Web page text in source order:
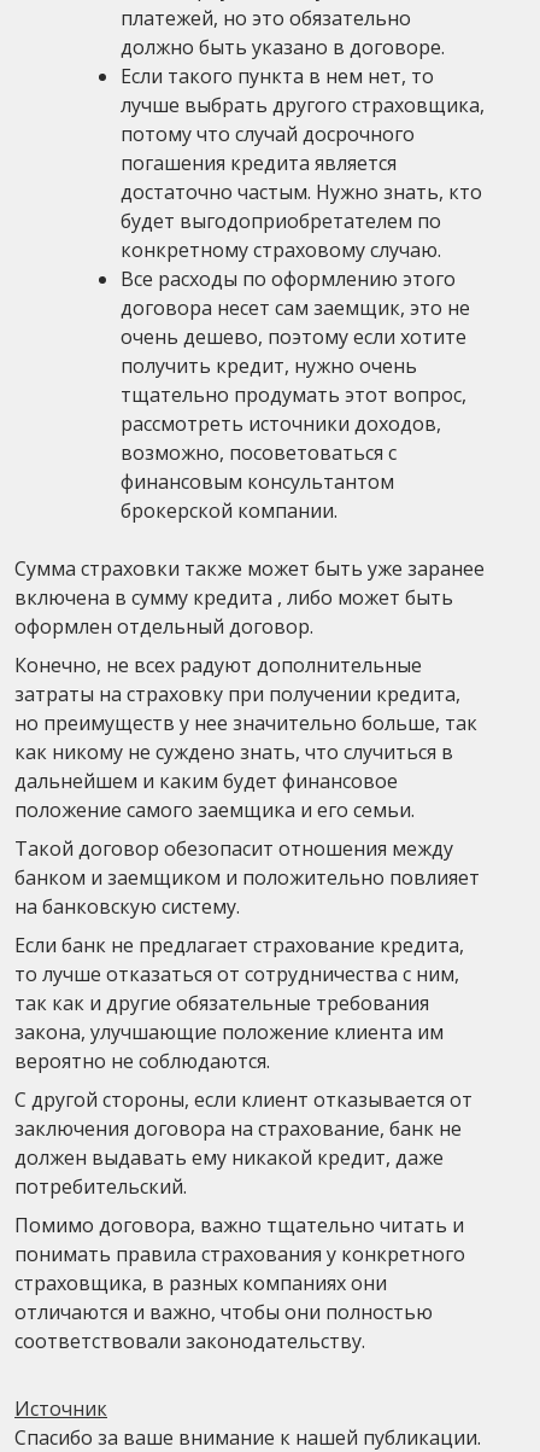
платежей, но это обязательно
должно быть указано в договоре.
Если такого пункта в нем нет, то
лучше выбрать другого страховщика,
потому что случай досрочного
погашения кредита является
достаточно частым. Нужно знать, кто
будет выгодоприобретателем по
конкретному страховому случаю.
Все расходы по оформлению этого
договора несет сам заемщик, это не
очень дешево, поэтому если хотите
получить кредит, нужно очень
тщательно продумать этот вопрос,
рассмотреть источники доходов,
возможно, посоветоваться с
финансовым консультантом
брокерской компании.
Сумма страховки также может быть уже заранее
включена в сумму кредита , либо может быть
оформлен отдельный договор.
Конечно, не всех радуют дополнительные
затраты на страховку при получении кредита,
но преимуществ у нее значительно больше, так
как никому не суждено знать, что случиться в
дальнейшем и каким будет финансовое
положение самого заемщика и его семьи.
Такой договор обезопасит отношения между
банком и заемщиком и положительно повлияет
на банковскую систему.
Если банк не предлагает страхование кредита,
то лучше отказаться от сотрудничества с ним,
так как и другие обязательные требования
закона, улучшающие положение клиента им
вероятно не соблюдаются.
С другой стороны, если клиент отказывается от
заключения договора на страхование, банк не
должен выдавать ему никакой кредит, даже
потребительский.
Помимо договора, важно тщательно читать и
понимать правила страхования у конкретного
страховщика, в разных компаниях они
отличаются и важно, чтобы они полностью
соответствовали законодательству.
Источник
Спасибо за ваше внимание к нашей публикации.